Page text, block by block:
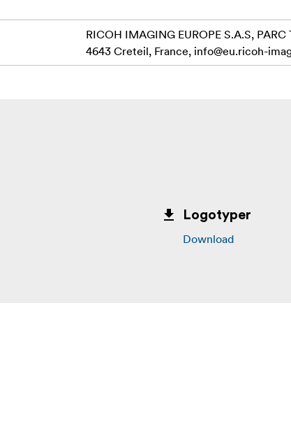
RICOH IMAGING EUROPE S.A.S,
4643 Creteil, France, info@eu.ricoh-
Logotyper
Download